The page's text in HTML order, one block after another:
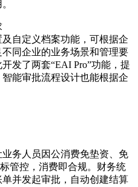
自定义档案功能，可根据企
同企业的业务场景和管理要
发了两套“EAI Pro”功能，提
能审批流程设计也能根据企
务人员因公消费免垫资、免
管控，消费即合规。财务统
并发起审批，自动创建结算